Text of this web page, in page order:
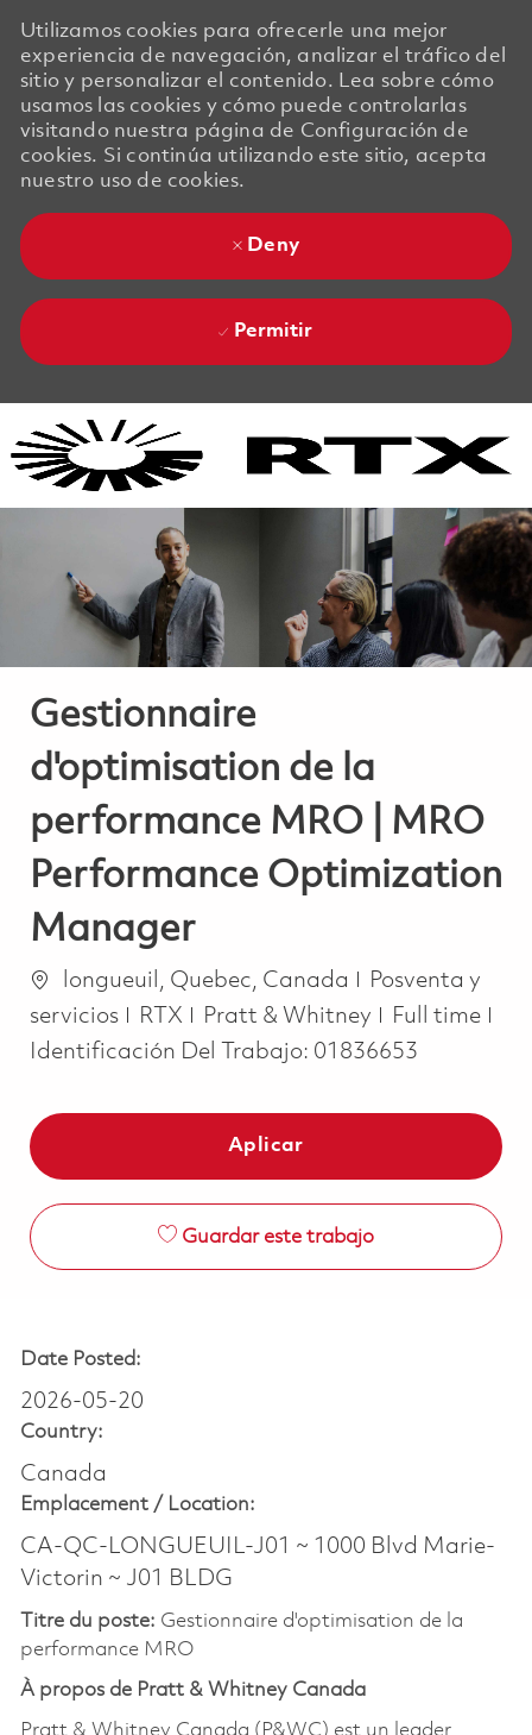
Utilizamos cookies para ofrecerle una mejor
experiencia de navegación, analizar el tráfico del
sitio y personalizar el contenido. Lea sobre cómo
usamos las cookies y cómo puede controlarlas
visitando nuestra página de Configuración de
cookies. Si continúa utilizando este sitio, acepta
nuestro uso de cookies.
Deny
Permitir
Gestionnaire
d'optimisation de la
performance MRO | MRO
Performance Optimization
Manager
Ubicación
longueuil, Quebec, Canada Categoría
Posventa y
servicios
RTX Pratt & Whitney Job Type
Full time
Identificación Del Trabajo: 01836653
Aplicar
Guardar este trabajo
Date Posted:
2026-05-20
Country:
Canada
Emplacement / Location:
CA-QC-LONGUEUIL-J01 ~ 1000 Blvd Marie-
Victorin ~ J01 BLDG
Titre du poste: Gestionnaire d'optimisation de la
performance MRO
À propos de Pratt & Whitney Canada
Pratt & Whitney Canada (P&WC) est un leader